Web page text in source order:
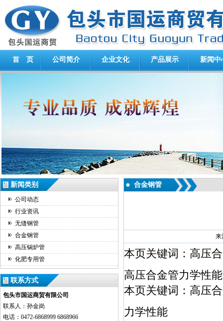
首 页 公司简介 企业文化 产品展示 新闻中
新闻类别
公司动态
行业资讯
无缝钢管
合金钢管
高压锅炉管
化肥专用管
联系方式
包头市国运商贸有限公司
联系人：孙金岗
电话：0472-6868999 6868966
合金钢管
来
本页关键词：高压
高压合金管力学性能
本页关键词：高压
力学性能